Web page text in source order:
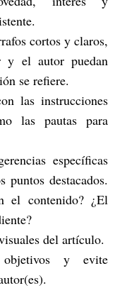
cortos y claros,
y el autor puedan
se refiere.
las instrucciones
las pautas para
específicas
destacados.
el contenido? ¿El
del artículo.
objetivos y evite